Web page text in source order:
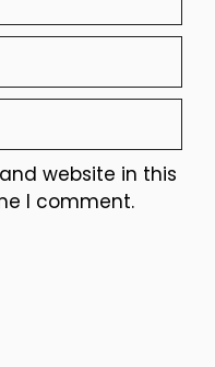
website in this
I comment.